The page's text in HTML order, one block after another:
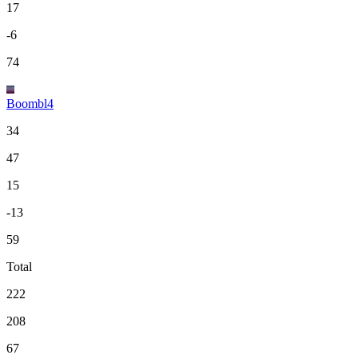
17
-6
74
Boombl4
34
47
15
-13
59
Total
222
208
67